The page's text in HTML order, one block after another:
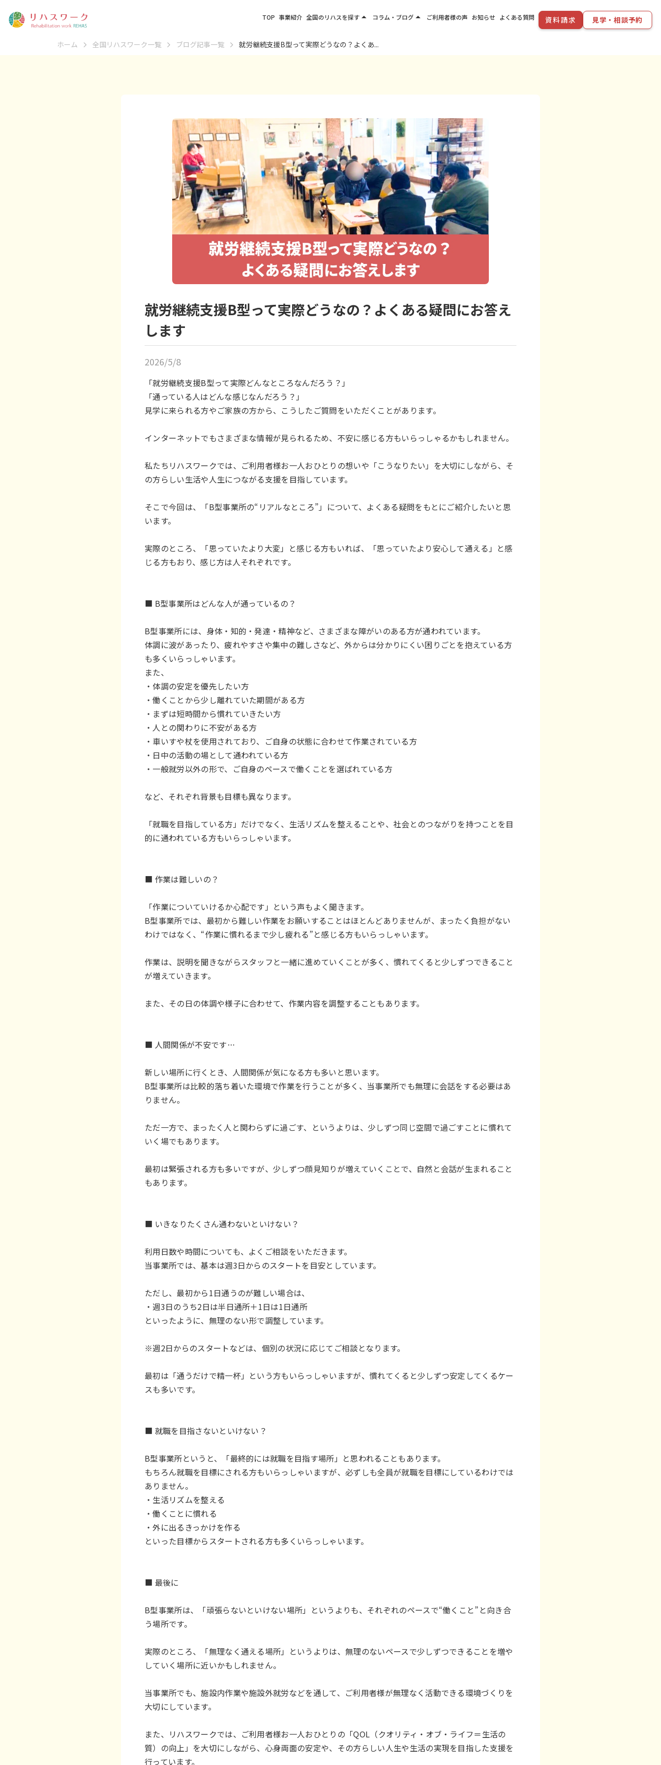
ホーム 全国リハスワーク一覧 ブログ記事一覧 就労継続支援B型って実際どうなの？よくあ...
就労継続支援B型って実際どうなの？よくある疑問にお答え
します
2026/5/8
「就労継続支援B型って実際どんなところなんだろう？」
「通っている人はどんな感じなんだろう？」
見学に来られる方やご家族の方から、こうしたご質問をいただくことがあります。
インターネットでもさまざまな情報が見られるため、不安に感じる方もいらっしゃるかもしれません。
私たちリハスワークでは、ご利用者様お一人おひとりの想いや「こうなりたい」を大切にしながら、そ
の方らしい生活や人生につながる支援を目指しています。
そこで今回は、「B型事業所の“リアルなところ”」について、よくある疑問をもとにご紹介したいと思
います。
実際のところ、「思っていたより大変」と感じる方もいれば、「思っていたより安心して通える」と感
じる方もおり、感じ方は人それぞれです。
■ B型事業所はどんな人が通っているの？
B型事業所には、身体・知的・発達・精神など、さまざまな障がいのある方が通われています。
体調に波があったり、疲れやすさや集中の難しさなど、外からは分かりにくい困りごとを抱えている方
も多くいらっしゃいます。
また、
・体調の安定を優先したい方
・働くことから少し離れていた期間がある方
・まずは短時間から慣れていきたい方
・人との関わりに不安がある方
・車いすや杖を使用されており、ご自身の状態に合わせて作業されている方
・日中の活動の場として通われている方
・一般就労以外の形で、ご自身のペースで働くことを選ばれている方
など、それぞれ背景も目標も異なります。
「就職を目指している方」だけでなく、生活リズムを整えることや、社会とのつながりを持つことを目
的に通われている方もいらっしゃいます。
■ 作業は難しいの？
「作業についていけるか心配です」という声もよく聞きます。
B型事業所では、最初から難しい作業をお願いすることはほとんどありませんが、まったく負担がない
わけではなく、“作業に慣れるまで少し疲れる”と感じる方もいらっしゃいます。
作業は、説明を聞きながらスタッフと一緒に進めていくことが多く、慣れてくると少しずつできること
が増えていきます。
また、その日の体調や様子に合わせて、作業内容を調整することもあります。
■ 人間関係が不安です…
新しい場所に行くとき、人間関係が気になる方も多いと思います。
B型事業所は比較的落ち着いた環境で作業を行うことが多く、当事業所でも無理に会話をする必要はあ
りません。
ただ一方で、まったく人と関わらずに過ごす、というよりは、少しずつ同じ空間で過ごすことに慣れて
いく場でもあります。
最初は緊張される方も多いですが、少しずつ顔見知りが増えていくことで、自然と会話が生まれること
もあります。
■ いきなりたくさん通わないといけない？
利用日数や時間についても、よくご相談をいただきます。
当事業所では、基本は週3日からのスタートを目安としています。
ただし、最初から1日通うのが難しい場合は、
・週3日のうち2日は半日通所＋1日は1日通所
といったように、無理のない形で調整しています。
※週2日からのスタートなどは、個別の状況に応じてご相談となります。
最初は「通うだけで精一杯」という方もいらっしゃいますが、慣れてくると少しずつ安定してくるケー
スも多いです。
■ 就職を目指さないといけない？
B型事業所というと、「最終的には就職を目指す場所」と思われることもあります。
もちろん就職を目標にされる方もいらっしゃいますが、必ずしも全員が就職を目標にしているわけでは
ありません。
・生活リズムを整える
・働くことに慣れる
・外に出るきっかけを作る
といった目標からスタートされる方も多くいらっしゃいます。
■ 最後に
B型事業所は、「頑張らないといけない場所」というよりも、それぞれのペースで“働くこと”と向き合
う場所です。
実際のところ、「無理なく通える場所」というよりは、無理のないペースで少しずつできることを増や
していく場所に近いかもしれません。
当事業所でも、施設内作業や施設外就労などを通して、ご利用者様が無理なく活動できる環境づくりを
大切にしています。
また、リハスワークでは、ご利用者様お一人おひとりの「QOL（クオリティ・オブ・ライフ＝生活の
質）の向上」を大切にしながら、心身両面の安定や、その方らしい人生や生活の実現を目指した支援を
行っています。
TOP 事業紹介 全国のリハスを探すarrow_drop_up
東北エリア
四国・九州エリア
コラム・ブログarrow_drop_up
事業所ブログ
ご利用者様の声 お知らせ よくある質問 資料請求 見学・相談予約